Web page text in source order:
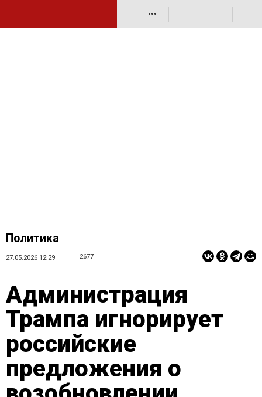
•••
Политика
27.05.2026 12:29 2677
Администрация
Трампа игнорирует
российские
предложения о